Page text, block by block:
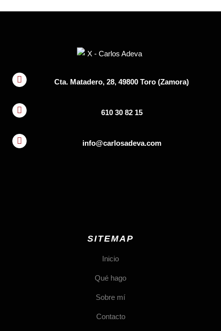
Cta. Matadero, 28, 49800 Toro (Zamora)
610 30 82 15
info@carlosadeva.com
SITEMAP
Inicio
Qué hago
Sobre mí
Contacto